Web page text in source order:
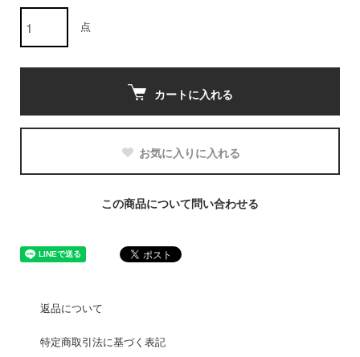
点
カートに入れる
お気に入りに入れる
この商品について問い合わせる
返品について
特定商取引法に基づく表記